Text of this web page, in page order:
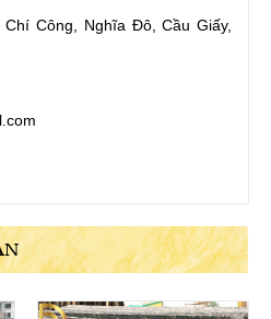
Công, Nghĩa Đô, Cầu Giấy,